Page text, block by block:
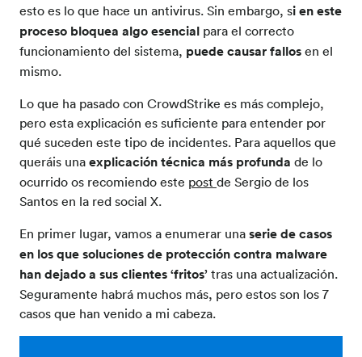
esto es lo que hace un antivirus. Sin embargo, si en este
proceso bloquea algo esencial para el correcto
funcionamiento del sistema, puede causar fallos en el
mismo.
Lo que ha pasado con CrowdStrike es más complejo,
pero esta explicación es suficiente para entender por
qué suceden este tipo de incidentes. Para aquellos que
queráis una explicación técnica más profunda de lo
ocurrido os recomiendo este post de Sergio de los
Santos en la red social X.
En primer lugar, vamos a enumerar una serie de casos
en los que soluciones de protección contra malware
han dejado a sus clientes ‘fritos’ tras una actualización.
Seguramente habrá muchos más, pero estos son los 7
casos que han venido a mi cabeza.